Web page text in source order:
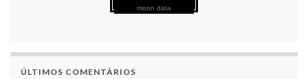
moon data
ÚLTIMOS COMENTÁRIOS